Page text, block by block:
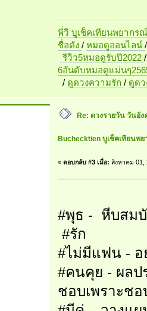
พี่วิ บูเช็คเทียนพยากร
ชื่อดัง / หมอดูออนไลน์
รีวิว5หมอดูรับปี2022
6อันดับหมอดูแม่นๆ
/ ดูดวงความรัก / ดูด
Re: ดวงรายวัน วันอั
Buchecktien บูเช็คเทียนพ
« ตอบกลับ #3 เมื่อ: สิงหาคม 01,
#พุธ - หีบสม
#รัก
#ไม่มีแฟน - อ
#คนคุย - ผลป
ชอบเพราะช